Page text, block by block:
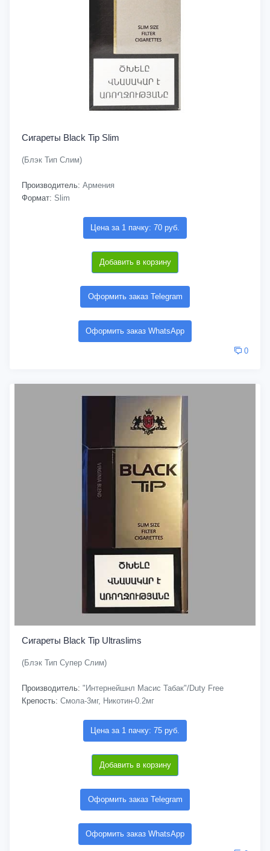
Сигареты Black Tip Slim
(Блэк Тип Слим)
Производитель: Армения
Формат: Slim
Цена за 1 пачку: 70 руб.
Добавить в корзину
Оформить заказ Telegram
Оформить заказ WhatsApp
0
Сигареты Black Tip Ultraslims
(Блэк Тип Супер Слим)
Производитель: "Интернейшнл Масис Табак"/Duty Free
Крепость: Смола-3мг, Никотин-0.2мг
Цена за 1 пачку: 75 руб.
Добавить в корзину
Оформить заказ Telegram
Оформить заказ WhatsApp